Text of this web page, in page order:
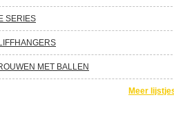
SERIES
MET BALLEN
Meer